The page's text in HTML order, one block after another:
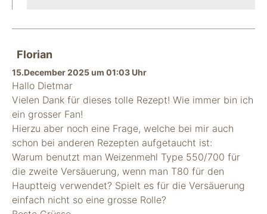
Florian
15.December 2025 um 01:03 Uhr
Hallo Dietmar
Vielen Dank für dieses tolle Rezept! Wie immer bin ich
ein grosser Fan!
Hierzu aber noch eine Frage, welche bei mir auch
schon bei anderen Rezepten aufgetaucht ist:
Warum benutzt man Weizenmehl Type 550/700 für
die zweite Versäuerung, wenn man T80 für den
Hauptteig verwendet? Spielt es für die Versäuerung
einfach nicht so eine grosse Rolle?